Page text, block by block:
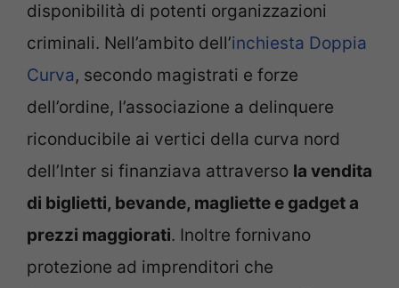
disponibilità di potenti organizzazioni
criminali. Nell’ambito dell’inchiesta Doppia
Curva, secondo magistrati e forze
dell’ordine, l’associazione a delinquere
riconducibile ai vertici della curva nord
dell’Inter si finanziava attraverso la vendita
di biglietti, bevande, magliette e gadget a
prezzi maggiorati. Inoltre fornivano
protezione ad imprenditori che